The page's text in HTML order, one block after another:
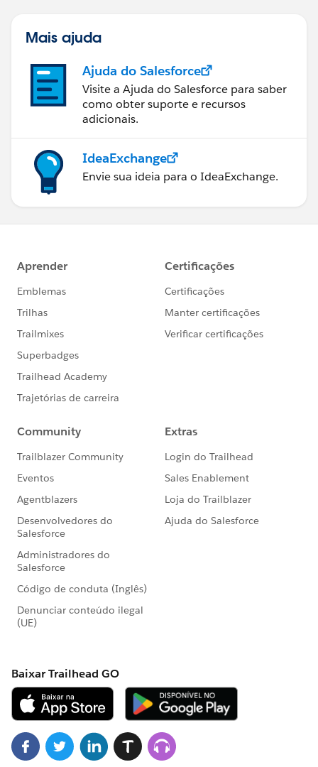
Mais ajuda
Ajuda do Salesforce
Visite a Ajuda do Salesforce para saber
como obter suporte e recursos
adicionais.
IdeaExchange
Envie sua ideia para o IdeaExchange.